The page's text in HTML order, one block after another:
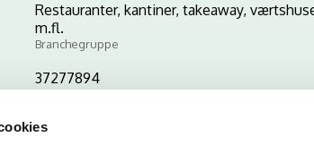
Restauranter, kantiner, takeaway,
m.fl.
Branchegruppe
37277894
CVR-nr